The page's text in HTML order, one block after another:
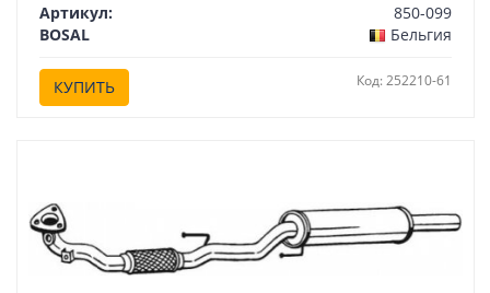
Артикул:
850-099
BOSAL
Бельгия
КУПИТЬ Код: 252210-61